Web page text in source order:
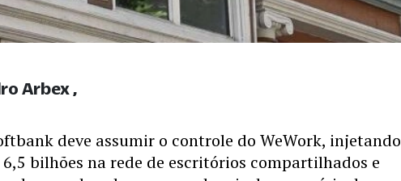
deve assumir o controle do WeWork, injetando
6,5 bilhões na rede de escritórios compartilhados e
Arbex